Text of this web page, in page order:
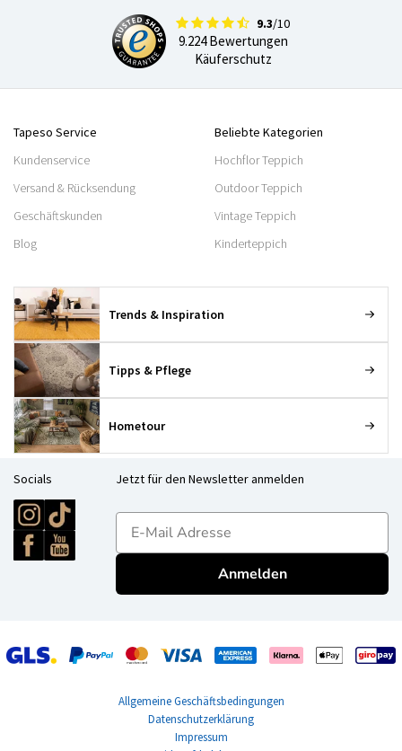
9.3/10
9.224 Bewertungen
Käuferschutz
Tapeso Service
Kundenservice
Versand & Rücksendung
Geschäftskunden
Blog
Beliebte Kategorien
Hochflor Teppich
Outdoor Teppich
Vintage Teppich
Kinderteppich
Trends & Inspiration
Tipps & Pflege
Hometour
Socials Jetzt für den Newsletter anmelden
E-mailadres
Anmelden
Allgemeine Geschäftsbedingungen
Datenschutzerklärung
Impressum